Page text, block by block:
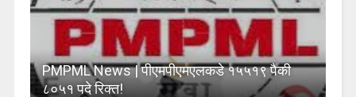
PMPML News | पीएमपीएमएलकडे १५५१९ पैकी
८०५१ पदे रिक्त!